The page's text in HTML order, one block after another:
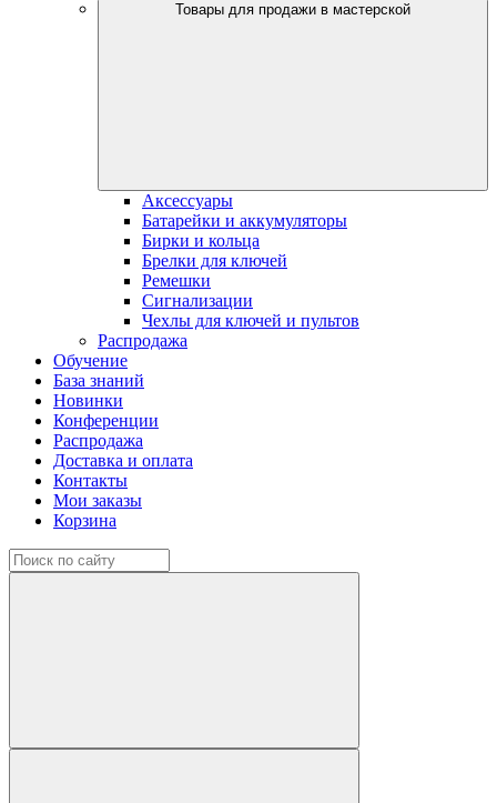
Товары для продажи в мастерской
Аксессуары
Батарейки и аккумуляторы
Бирки и кольца
Брелки для ключей
Ремешки
Сигнализации
Чехлы для ключей и пультов
Распродажа
Обучение
База знаний
Новинки
Конференции
Распродажа
Доставка и оплата
Контакты
Мои заказы
Корзина